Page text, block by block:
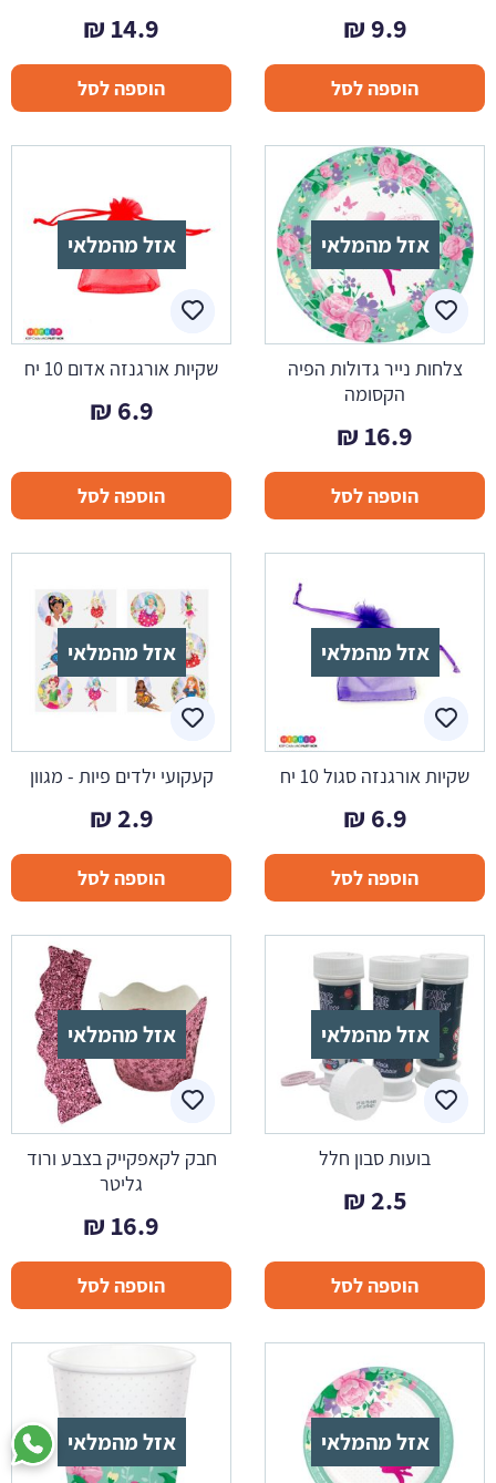
9.9
₪
הוספה לסל
14.9
₪
הוספה לסל
אזל מהמלאי
צלחות נייר גדולות הפיה
הקסומה
16.9
₪
הוספה לסל
אזל מהמלאי
שקיות אורגנזה אדום 10 יח
6.9
₪
הוספה לסל
אזל מהמלאי
שקיות אורגנזה סגול 10 יח
6.9
₪
הוספה לסל
אזל מהמלאי
קעקועי ילדים פיות - מגוון
2.9
₪
הוספה לסל
אזל מהמלאי
בועות סבון חלל
2.5
₪
הוספה לסל
אזל מהמלאי
חבק לקאפקייק בצבע ורוד
גליטר
16.9
₪
הוספה לסל
אזל מהמלאי אזל מהמלאי